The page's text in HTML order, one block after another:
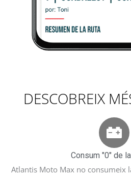
DESCOBREIX
Consum "0" de
Atlantis Moto Max no consumeix